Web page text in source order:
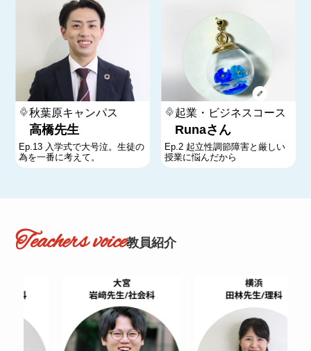
秋葉原キャンパス
高橋先生
Ep.13 入学式で大号泣。生徒の
為を一番に考えて。
起業・ビジネスコース
Runaさん
Ep.2 起立性調節障害と厳しい
授業に悩んだから
Teachers voice教員紹介